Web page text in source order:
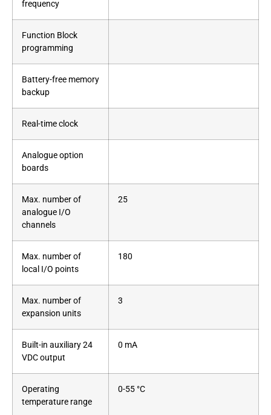
frequency
Function Block
programming
Battery-free memory
backup
Real-time clock
Analogue option
boards
Max. number of
analogue I/O
channels
25
Max. number of
local I/O points
180
Max. number of
expansion units
3
Built-in auxiliary 24
VDC output
0 mA
Operating
temperature range
0-55 °C